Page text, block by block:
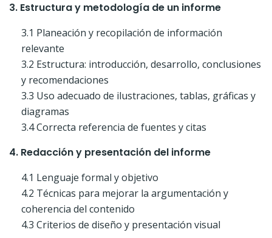
3. Estructura y metodología de un informe
3.1 Planeación y recopilación de información
relevante
3.2 Estructura: introducción, desarrollo, conclusiones
y recomendaciones
3.3 Uso adecuado de ilustraciones, tablas, gráficas y
diagramas
3.4 Correcta referencia de fuentes y citas
4. Redacción y presentación del informe
4.1 Lenguaje formal y objetivo
4.2 Técnicas para mejorar la argumentación y
coherencia del contenido
4.3 Criterios de diseño y presentación visual